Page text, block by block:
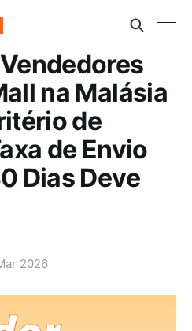
na Malásia
de
de Envio
Dias Deve
2026